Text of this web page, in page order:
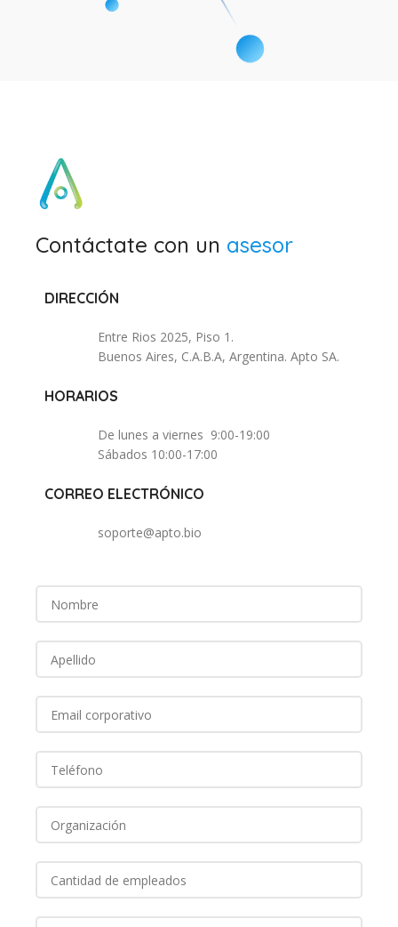
Contáctate con un asesor
DIRECCIÓN
Entre Rios 2025, Piso 1.
Buenos Aires, C.A.B.A, Argentina. Apto SA.
HORARIOS
De lunes a viernes 9:00-19:00
Sábados 10:00-17:00
CORREO ELECTRÓNICO
soporte@apto.bio